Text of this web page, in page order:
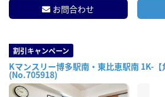
お問合わせ
割引キャンペーン
Kマンスリー博多駅南・東比恵駅南 1K-【
(No.705918)